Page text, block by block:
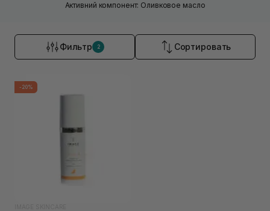
Активний компонент: Оливковое масло
Фильтр 2 Сортировать
-20%